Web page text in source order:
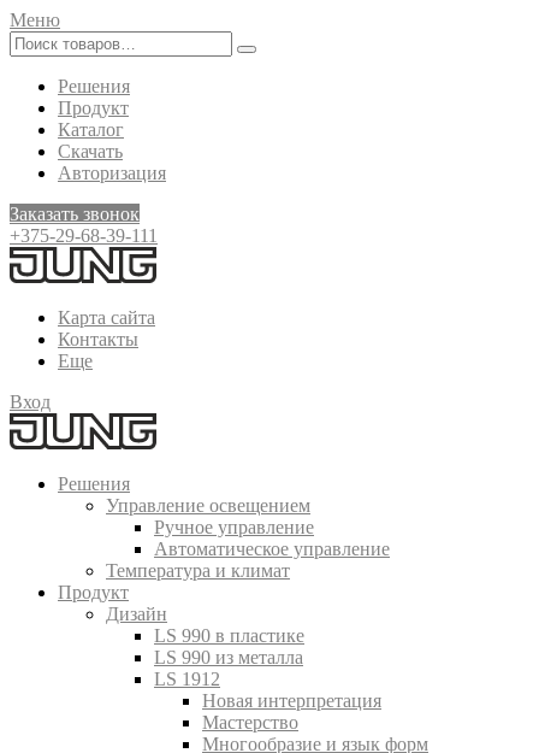
Меню
Решения
Продукт
Каталог
Скачать
Авторизация
Заказать звонок
+375-29-68-39-111
Карта сайта
Контакты
Еще
Вход
Решения
Управление освещением
Ручное управление
Автоматическое управление
Температура и климат
Продукт
Дизайн
LS 990 в пластике
LS 990 из металла
LS 1912
Новая интерпретация
Мастерство
Многообразие и язык форм